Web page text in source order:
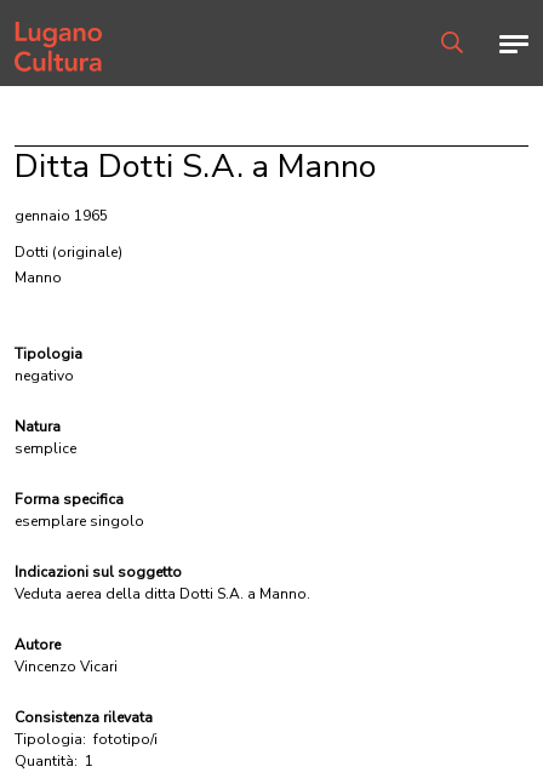
Home page
Ditta Dotti S.A. a Manno
gennaio 1965
Dotti (originale)
Manno
Tipologia
negativo
Natura
semplice
Forma specifica
esemplare singolo
Indicazioni sul soggetto
Veduta aerea della ditta Dotti S.A. a Manno.
Autore
Vincenzo Vicari
Consistenza rilevata
Tipologia: fototipo/i
Quantità: 1